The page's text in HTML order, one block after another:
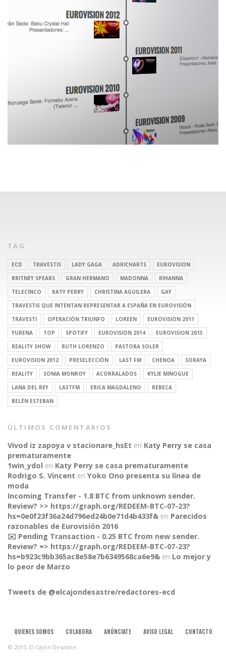
CONNECT
TAG
ECD TRAVESTIS LADY GAGA ADRICHARTS
EUROVISION
BRITNEY SPEARS
GRAN HERMANO MADONNA
RIHANNA
TELECINCO
KATY PERRY CHRISTINA AGUILERA
GAY
TRAVESTIS QUE INTENTAN REPRESENTAR A ESPAÑA EN EUROVISIÓN
TRAVESTI
OPERACIÓN TRIUNFO LOREEN
EUROVISION 2011
YURENA
TOP SPOTIFY EUROVISION 2014
EUROVISION 2013
REALITY SHOW
RUTH LORENZO
PASTORA SOLER
EUROVISION 2012
PRESELECCIÓN LAST FM CHENOA
SORAYA
REALITY
SONIA MONROY ACORRALADOS
KYLIE MINOGUE
LANA DEL REY
LASTFM ERICA MAGDALENO
REBECA
BELÉN ESTEBAN
ÚLTIMOS COMENTARIOS
Vivod iz zapoya v stacionare_hsEt en Katy Perry se casa
prematuramente
1win_ydol en Katy Perry se casa prematuramente
Rodrigo S. Vincent en Yoko Ono presenta su línea de
moda
Incoming Transfer - 1.8 BTC from unknown sender.
Review? >> https://graph.org/REDEEM-BTC-07-23?
hs=0e0f23f36a24d796ed24b0e71d4b433f& en Parecidos
razonables de Eurovisión 2016
✉️ Pending Transaction - 0.25 BTC from new sender.
Review? => https://graph.org/REDEEM-BTC-07-23?
hs=b923c9bb365ac8e58e7b6349568ca6e9& en Lo mejor y
lo peor de Marzo
Tweets de @elcajondesastre/redactores-ecd
QUIENES SOMOS COLABORA ANÚNCIATE AVISO LEGAL CONTACTO
© 2015, El Cajón Desastre.